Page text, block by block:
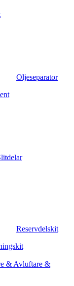
Oljeseparator
Reservdelskit
& Avluftare &